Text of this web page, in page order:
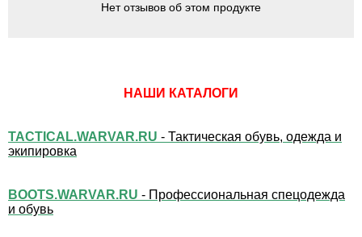
Нет отзывов об этом продукте
НАШИ КАТАЛОГИ
TACTICAL.WARVAR.RU - Тактическая обувь, одежда и
экипировка
BOOTS.WARVAR.RU - Профессиональная спецодежда
и обувь